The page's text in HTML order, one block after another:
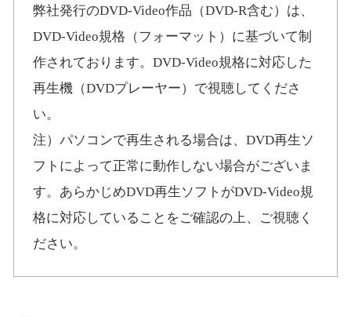
弊社発行のDVD-Video作品（DVD-R含む）は、
DVD-Video規格（フォーマット）に基づいて制
作されております。DVD-Video規格に対応した
再生機（DVDプレーヤー）で視聴してくださ
い。
注）パソコンで再生される場合は、DVD再生ソ
フトによって正常に動作しない場合がございま
す。あらかじめDVD再生ソフトがDVD-Video規
格に対応していることをご確認の上、ご視聴く
ださい。